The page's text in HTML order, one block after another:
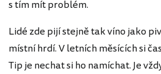
s tím mít problém.
Lidé zde pijí stejně tak víno jako
místní hrdí. V letních měsících si
Tip je nechat si ho namíchat. Je